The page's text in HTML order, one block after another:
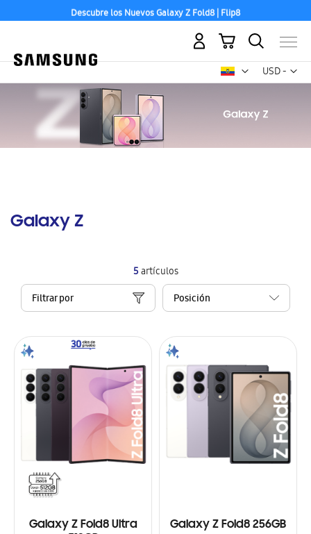
Descubre los Nuevos Galaxy Z Fold8 | Flip8
USD -
dólar
Mi carrito
Galaxy Z
5artículos
Filtrar por
Galaxy Z Fold8 Ultra
Galaxy Z Fold8 256GB